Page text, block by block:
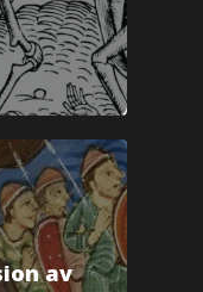
av